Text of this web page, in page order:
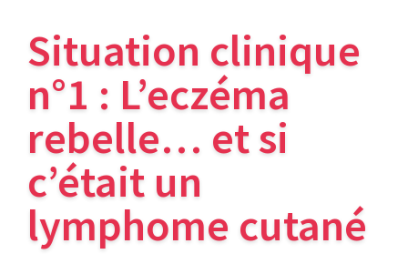
Situation clinique
n°1 : L’eczéma
rebelle… et si
c’était un
lymphome cutané